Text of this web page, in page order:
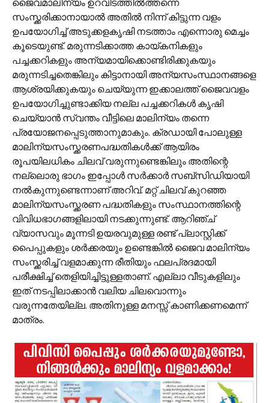
ജൈവമാലിന്യം ഉറവിടത്തില്‍ത്തന്നെ
സംസ്ക്കരിക്കാനായാല്‍ അതില്‍ നിന്ന് കിട്ടുന്ന വളം
ഉപയോഗിച്ച് അടുക്കളകൃഷി നടത്താം എന്നൊരു മെച്ചം
കൂടെയുണ്ട്. മരുന്നടിക്കാത്ത കായ്‌കനികളും
പച്ചക്കറികളും അന്യമായിക്കൊണ്ടിരിക്കുകയും
മരുന്നടിച്ചതെങ്കിലും കിട്ടാനായി അന്യസംസ്ഥാനങ്ങളെ
ആശ്രയിക്കുകയും ചെയ്യുന്ന ഇക്കാലത്ത് ജൈവവളം
ഉപയോഗിച്ചുണ്ടാക്കിയ നല്ല പച്ചക്കറികള്‍ കൃഷി
ചെയ്യാന്‍ സ്വന്തം വീട്ടിലെ മാലിന്യം തന്നെ
പ്രയോജനപ്പെടുത്താനുമാകും. ക്രഡായി പോലുള്ള
മാലിന്യസംസ്ക്കരണപദ്ധതികള്‍ക്ക് ആയിരം
രൂപയിലധികം ചിലവ് വരുന്നുണ്ടെങ്കിലും അതിന്റെ
നല്ലൊരു ഭാഗം ഇപ്പോള്‍ സര്‍ക്കാര്‍ സബ്‌സിഡിയായി
നല്‍കുന്നുണ്ടെന്നാണ് അറിവ്. മറ്റ് ചിലവ് കുറഞ്ഞ
മാലിന്യസംസ്ക്കരണ പദ്ധതികളും സംസ്ഥാനത്തിന്റെ
വിവിധഭാഗങ്ങളിലായി നടക്കുന്നുണ്ട്. ആറിഞ്ച്
വ്യാസവും മൂന്നടി ഉയരവുമുള്ള രണ്ട് പ്ലാസ്റ്റിക്ക്
പൈപ്പുകളും ശര്‍ക്കരയും ഉണ്ടെങ്കില്‍ ജൈവ മാലിന്യം
സംസ്ക്കരിച്ച് വളമാക്കുന്ന രീതിയും ഫലപ്രദമായി
പരീക്ഷിച്ച് തെളിയിച്ചിട്ടുള്ളതാണ്. എല്ലാ വീടുകളിലും
ഇത് നടപ്പിലാക്കാന്‍ വലിയ ചിലവൊന്നും
വരുന്നതേയില്ല. അതിനുള്ള മനസ്സ് കാണിക്കണമെന്ന്
മാത്രം.